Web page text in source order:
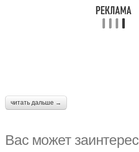
читать дальше →
Вас может